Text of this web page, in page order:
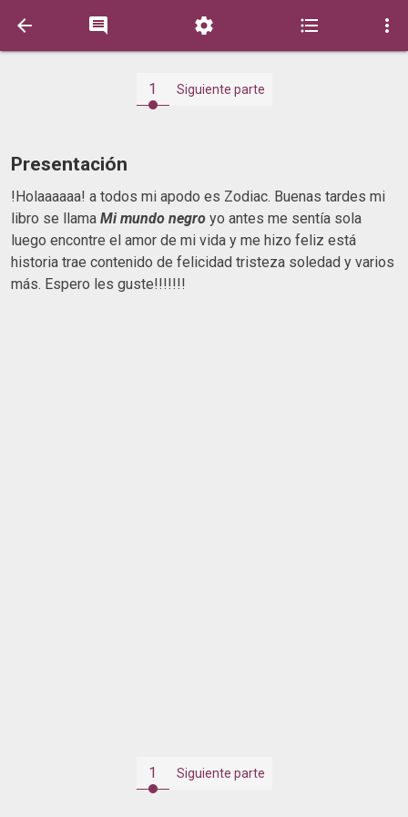
    
1 Siguiente parte
Presentación
!Holaaaaaa! a todos mi apodo es Zodiac. Buenas tardes mi
libro se llama Mi mundo negro yo antes me sentía sola
luego encontre el amor de mi vida y me hizo feliz está
historia trae contenido de felicidad tristeza soledad y varios
más. Espero les guste!!!!!!!
1 Siguiente parte